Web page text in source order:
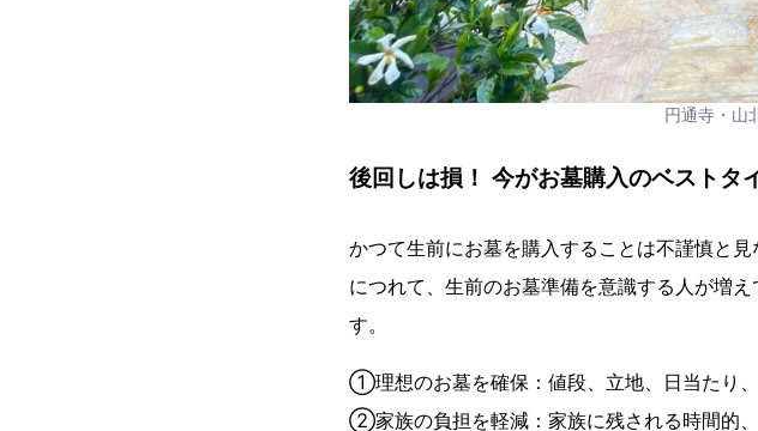
円通寺・山
後回しは損！ 今がお墓購入のベストタ
かつて生前にお墓を購入することは不謹慎と
につれて、生前のお墓準備を意識する人が増
す。
①理想のお墓を確保：値段、立地、日当たり
②家族の負担を軽減：家族に残される時間的